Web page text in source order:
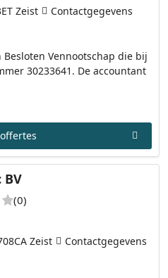
Besloten Vennootschap die bij
30233641. De accountant
Zeist
Contactgegevens
BV
(0)
Zeist
Contactgegevens